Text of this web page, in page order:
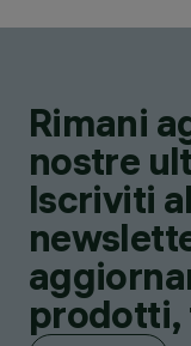
Rimani
nostre
Iscriviti
prodotti,